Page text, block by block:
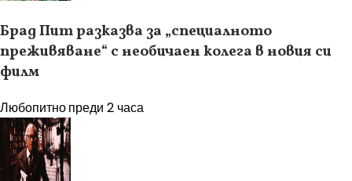
Брад Пит разказва за „специалното
преживяване“ с необичаен колега в новия си
филм
Любопитнопреди 2 часа